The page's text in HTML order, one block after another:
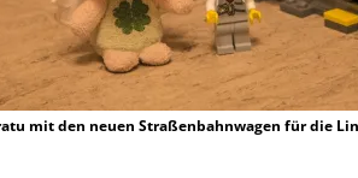
mit den neuen Straßenbahnwagen für die